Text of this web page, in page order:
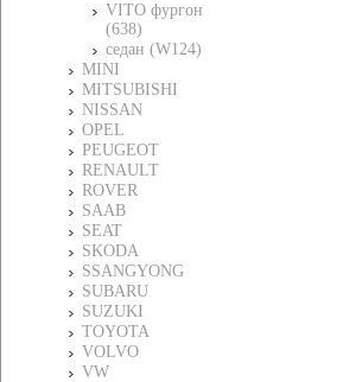
VITO фургон
(638)
седан (W124)
MINI
MITSUBISHI
NISSAN
OPEL
PEUGEOT
RENAULT
ROVER
SAAB
SEAT
SKODA
SSANGYONG
SUBARU
SUZUKI
TOYOTA
VOLVO
VW